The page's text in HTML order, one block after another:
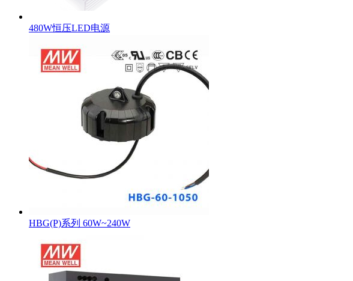
480W恒压LED电源
HBG(P)系列 60W~240W